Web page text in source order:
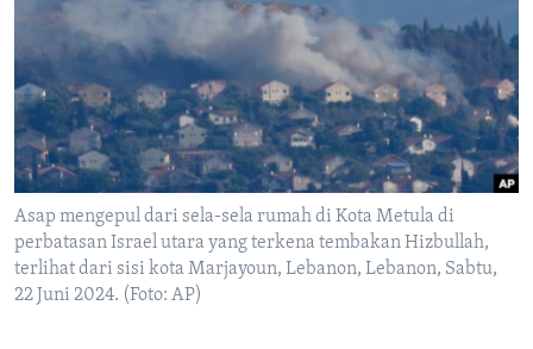
Bahasa-bahasa
Asap mengepul dari sela-sela rumah di Kota Metula di
perbatasan Israel utara yang terkena tembakan Hizbullah,
terlihat dari sisi kota Marjayoun, Lebanon, Lebanon, Sabtu,
22 Juni 2024. (Foto: AP)